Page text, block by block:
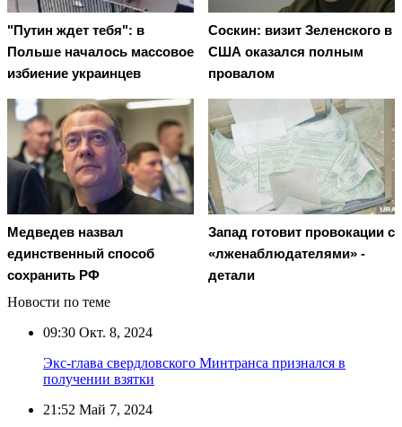
"Путин ждет тебя": в
Польше началось массовое
избиение украинцев
Соскин: визит Зеленского в
США оказался полным
провалом
Медведев назвал
единственный способ
сохранить РФ
Запад готовит провокации с
«лженаблюдателями» -
детали
Новости по теме
09:30 Окт. 8, 2024
Экс-глава свердловского Минтранса признался в
получении взятки
21:52 Май 7, 2024